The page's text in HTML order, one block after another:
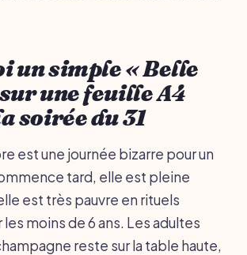
un simple « Belle
une feuille A4
soirée du 31
est une journée bizarre pour un
tard, elle est pleine
est très pauvre en rituels
moins de 6 ans. Les adultes
reste sur la table haute,